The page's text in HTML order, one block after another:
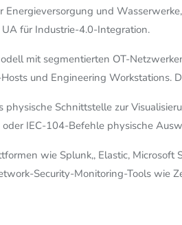
Energieversorgung und
für Industrie-4.0-Integration.
mit segmentierten OT-
und Engineering Workstations.
Schnittstelle zur
IEC-104-Befehle physische
wie Splunk,, Elastic,
Security-Monitoring-Tools wie